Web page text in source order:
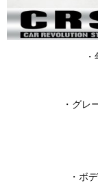
・グレ
・ボ